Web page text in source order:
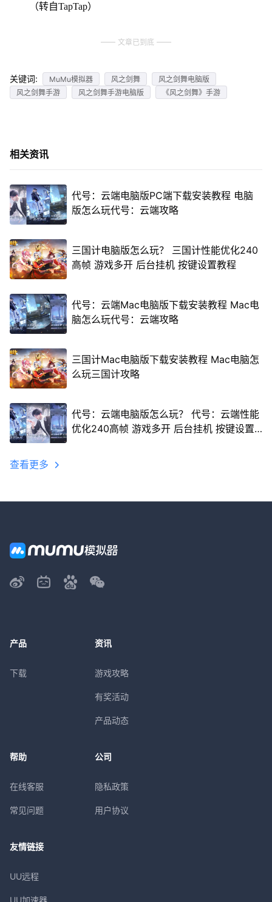
（转自TapTap）
文章已到底
关键词: MuMu模拟器 风之剑舞
风之剑舞电脑版
风之剑舞手游
风之剑舞手游电脑版 《风之剑舞》手游
相关资讯
代号：云端电脑版PC端下载安装教程 电脑
版怎么玩代号：云端攻略
三国计电脑版怎么玩？ 三国计性能优化240
高帧 游戏多开 后台挂机 按键设置教程
代号：云端Mac电脑版下载安装教程 Mac电
脑怎么玩代号：云端攻略
三国计Mac电脑版下载安装教程 Mac电脑怎
么玩三国计攻略
代号：云端电脑版怎么玩？ 代号：云端性能
优化240高帧 游戏多开 后台挂机 按键设置
查看更多
产品
下载
资讯
游戏攻略
有奖活动
产品动态
帮助
在线客服
常见问题
公司
隐私政策
用户协议
友情链接
UU远程
UU加速器